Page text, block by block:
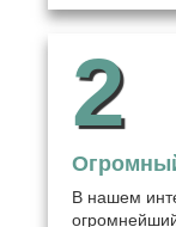
2
В нашем